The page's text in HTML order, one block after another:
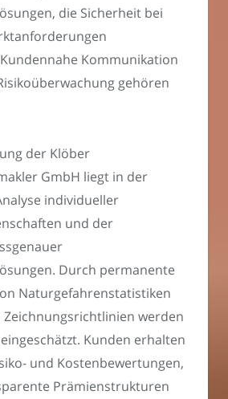
die Sicherheit bei
Kommunikation
gehören
der Klöber
GmbH liegt in der
individueller
und der
Durch permanente
Naturgefahrenstatistiken
werden
Kunden erhalten
und Kostenbewertungen,
Prämienstrukturen